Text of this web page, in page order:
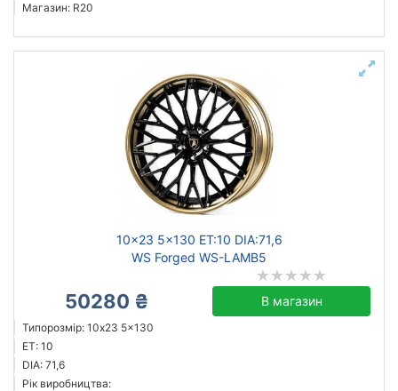
Магазин: R20
10x23 5x130 ET:10 DIA:71,6
WS Forged WS-LAMB5
50280 ₴ В магазин
Типорозмір: 10x23 5x130
ET: 10
DIA: 71,6
Рік виробництва: